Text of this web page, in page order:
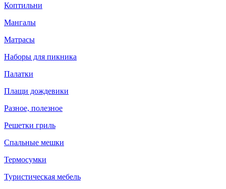
Коптильни
Мангалы
Матрасы
Наборы для пикника
Палатки
Плащи дождевики
Разное, полезное
Решетки гриль
Спальные мешки
Термосумки
Туристическая мебель